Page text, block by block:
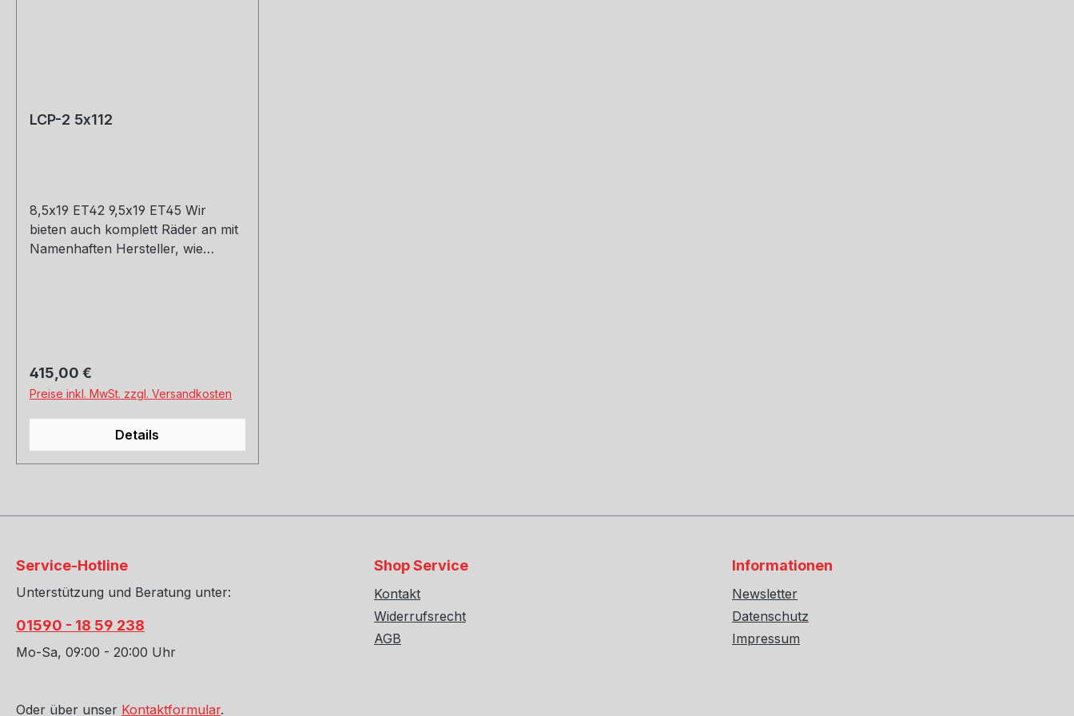
LCP-2 5x112
8,5x19 ET42 9,5x19 ET45 Wir
bieten auch komplett Räder an mit
Namenhaften Hersteller, wie
Regulärer Preis:
415,00 €
Preise inkl. MwSt. zzgl. Versandkosten
Details
Service-Hotline
Unterstützung und Beratung unter:
01590 - 18 59 238
Mo-Sa, 09:00 - 20:00 Uhr
Oder über unser Kontaktformular.
Shop Service
Kontakt
Widerrufsrecht
AGB
Informationen
Newsletter
Datenschutz
Impressum